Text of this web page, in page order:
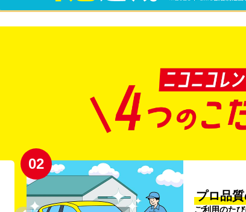
02
プロ品
ご利用のた